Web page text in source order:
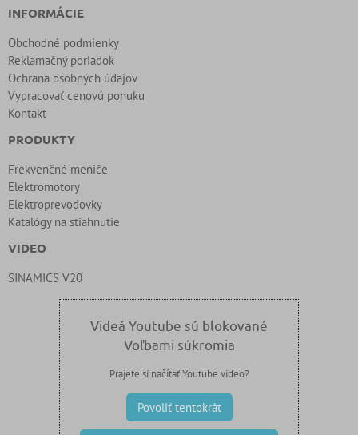
INFORMÁCIE
Obchodné podmienky
Reklamačný poriadok
Ochrana osobných údajov
Vypracovať cenovú ponuku
Kontakt
PRODUKTY
Frekvenčné meniče
Elektromotory
Elektroprevodovky
Katalógy na stiahnutie
VIDEO
SINAMICS V20
Videá Youtube sú blokované
Voľbami súkromia
Prajete si načítať Youtube video?
Povoliť tentokrát